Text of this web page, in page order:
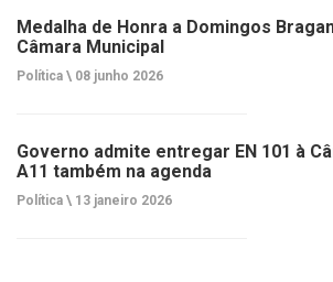
Medalha de Honra a Domingos
Câmara Municipal
Política \ 08 junho 2026
Governo admite entregar EN 101 à
A11 também na agenda
Política \ 13 janeiro 2026